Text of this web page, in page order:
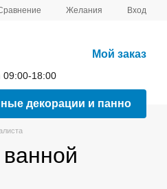
Желания Вход
09:00-18:00
Мой заказ
декорации и панно